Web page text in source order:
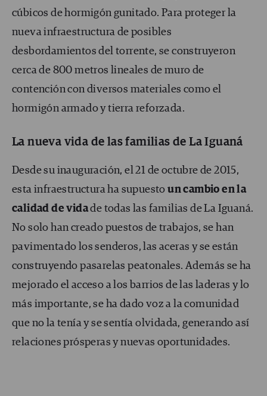
cúbicos de hormigón gunitado. Para proteger la
nueva infraestructura de posibles
desbordamientos del torrente, se construyeron
cerca de 800 metros lineales de muro de
contención con diversos materiales como el
hormigón armado y tierra reforzada.
La nueva vida de las familias de La Iguaná
Desde su inauguración, el 21 de octubre de 2015,
esta infraestructura ha supuestoun cambio en la
calidad de vidade todas las familias de La Iguaná.
No solo han creado puestos de trabajos, se han
pavimentado los senderos, las aceras y se están
construyendo pasarelas peatonales. Además se ha
mejorado el acceso a los barrios de las laderas y lo
más importante, se ha dado voz a la comunidad
que no la tenía y se sentía olvidada, generando así
relaciones prósperas y nuevas oportunidades.